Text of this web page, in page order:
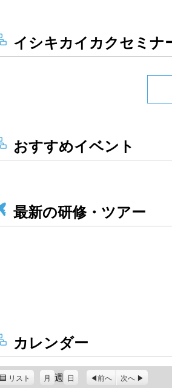
イシキカイカクセミナ
おすすめイベント
最新の研修・ツアー
カレンダー
リスト 月 週 日 前へ 次へ